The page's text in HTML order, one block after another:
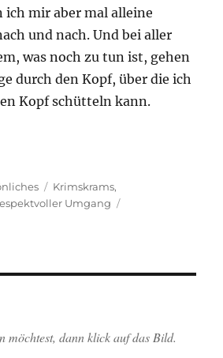
ich mir aber mal alleine
und nach. Und bei aller
was noch zu tun ist, gehen
durch den Kopf, über die ich
Kopf schütteln kann.
Schafe und eine nie endende
Schlagwörter
Krimskrams,
Umgang
möchtest, dann klick auf das Bild.